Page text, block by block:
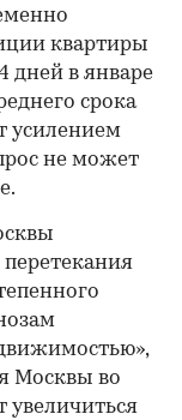
квартиры
дней в январе
срока
усилением
не может
перетекания
Москвы во
увеличиться